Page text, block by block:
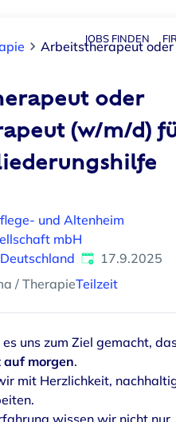
JOBS FINDEN
Arbeitstherapeut
oder
(w/m/d)
und Altenheim
mbH
Veröffentlicht:
17.9.2025
/ TherapieTeilzeit
uns zum Ziel gemacht,
auf morgen.
mit Herzlichkeit,
wissen wir nicht